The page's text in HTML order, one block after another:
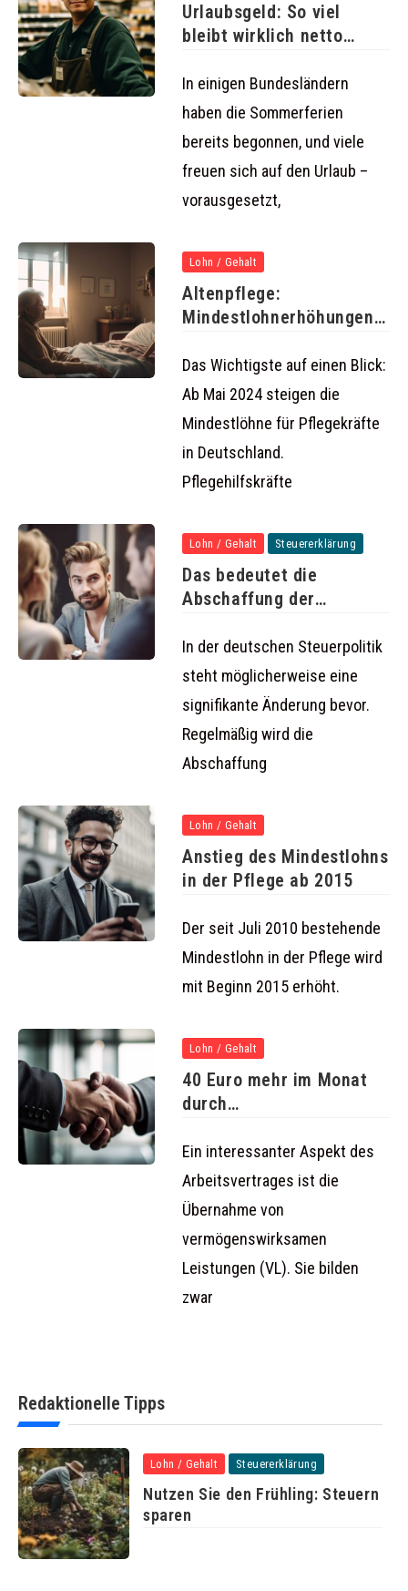
Urlaubsgeld: So viel
bleibt wirklich netto
In einigen Bundesländern
haben die Sommerferien
bereits begonnen, und viele
freuen sich auf den Urlaub –
vorausgesetzt,
Lohn / Gehalt
Altenpflege:
Mindestlohnerhöhungen
Das Wichtigste auf einen Blick:
Ab Mai 2024 steigen die
Mindestlöhne für Pflegekräfte
in Deutschland.
Pflegehilfskräfte
Lohn / Gehalt Steuererklärung
Das bedeutet die
Abschaffung der
In der deutschen Steuerpolitik
steht möglicherweise eine
signifikante Änderung bevor.
Regelmäßig wird die
Abschaffung
Lohn / Gehalt
Anstieg des Mindestlohns
in der Pflege ab 2015
Der seit Juli 2010 bestehende
Mindestlohn in der Pflege wird
mit Beginn 2015 erhöht.
Lohn / Gehalt
40 Euro mehr im Monat
durch
Leistungen
Ein interessanter Aspekt des
Arbeitsvertrages ist die
Übernahme von
vermögenswirksamen
Leistungen (VL). Sie bilden
zwar
Redaktionelle Tipps
Lohn / Gehalt Steuererklärung
Nutzen Sie den Frühling: Steuern
sparen